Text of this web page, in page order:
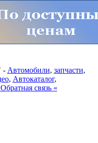
- Автомобили, запчасти,
, Автокаталог,
связь «